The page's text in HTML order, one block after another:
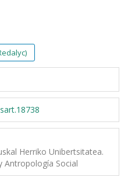
Herriko Unibertsitatea.
Antropología Social